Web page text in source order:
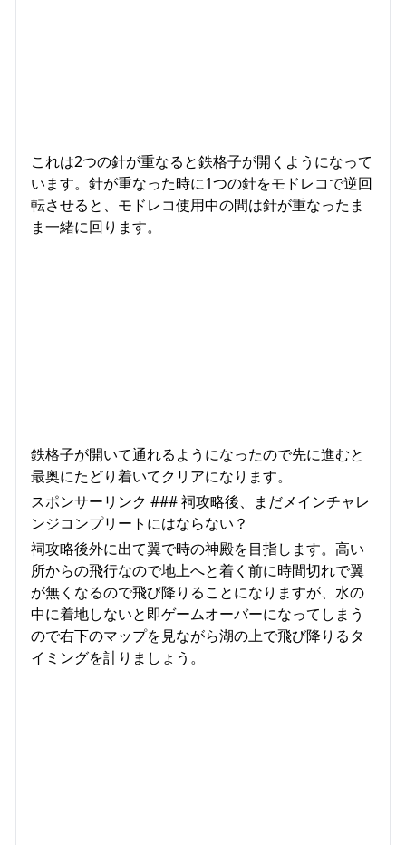
これは2つの針が重なると鉄格子が開くようになって
います。針が重なった時に1つの針をモドレコで逆回
転させると、モドレコ使用中の間は針が重なったま
ま一緒に回ります。
鉄格子が開いて通れるようになったので先に進むと
最奥にたどり着いてクリアになります。
スポンサーリンク ### 祠攻略後、まだメインチャレ
ンジコンプリートにはならない？
祠攻略後外に出て翼で時の神殿を目指します。高い
所からの飛行なので地上へと着く前に時間切れで翼
が無くなるので飛び降りることになりますが、水の
中に着地しないと即ゲームオーバーになってしまう
ので右下のマップを見ながら湖の上で飛び降りるタ
イミングを計りましょう。